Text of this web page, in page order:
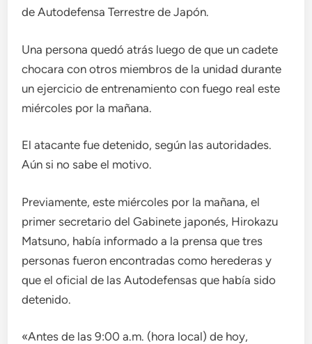
de Autodefensa Terrestre de Japón.
Una persona quedó atrás luego de que un cadete
chocara con otros miembros de la unidad durante
un ejercicio de entrenamiento con fuego real este
miércoles por la mañana.
El atacante fue detenido, según las autoridades.
Aún si no sabe el motivo.
Previamente, este miércoles por la mañana, el
primer secretario del Gabinete japonés, Hirokazu
Matsuno, había informado a la prensa que tres
personas fueron encontradas como herederas y
que el oficial de las Autodefensas que había sido
detenido.
«Antes de las 9:00 a.m. (hora local) de hoy,